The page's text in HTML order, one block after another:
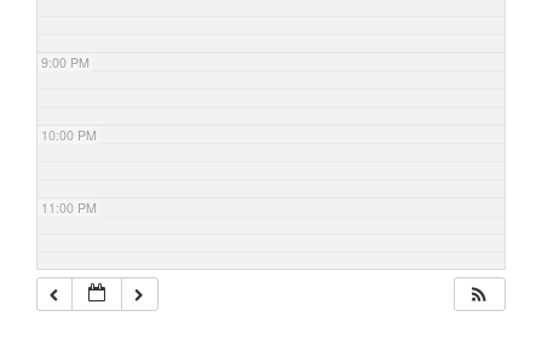
9:00 PM
10:00 PM
11:00 PM